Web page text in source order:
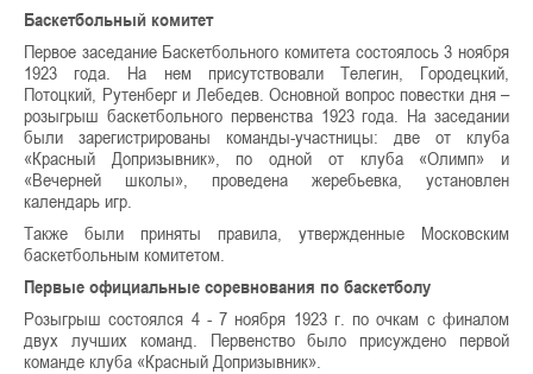
Баскетбольный комитет
Первое заседание Баскетбольного комитета состоялось 3 ноября
1923 года. На нем присутствовали Телегин, Городецкий,
Потоцкий, Рутенберг и Лебедев. Основной вопрос повестки дня –
розыгрыш баскетбольного первенства 1923 года. На заседании
были зарегистрированы команды-участницы: две от клуба
«Красный Допризывник», по одной от клуба «Олимп» и
«Вечерней школы», проведена жеребьевка, установлен
календарь игр.
Также были приняты правила, утвержденные Московским
баскетбольным комитетом.
Первые официальные соревнования по баскетболу
Розыгрыш состоялся 4 - 7 ноября 1923 г. по очкам с финалом
двух лучших команд. Первенство было присуждено первой
команде клуба «Красный Допризывник».